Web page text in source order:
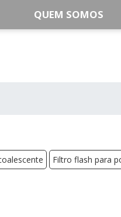
QUEM SOMOS
Filtro flash para